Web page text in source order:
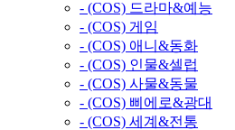
- (COS) 드라마&예능
- (COS) 게임
- (COS) 애니&동화
- (COS) 인물&셀럽
- (COS) 사물&동물
- (COS) 삐에로&광대
- (COS) 세계&전통